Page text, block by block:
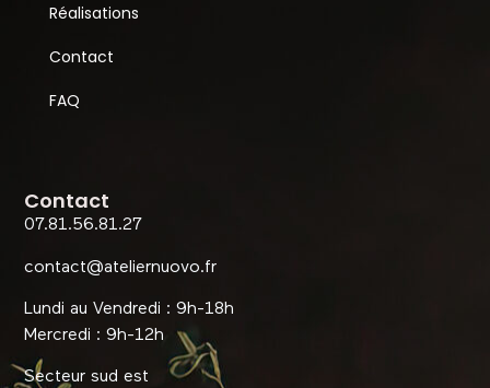
Réalisations
Contact
FAQ
Contact
07.81.56.81.27
contact@ateliernuovo.fr
Lundi au Vendredi : 9h-18h
Mercredi : 9h-12h
Secteur sud est